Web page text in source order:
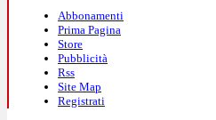
Abbonamenti
Prima Pagina
Store
Pubblicità
Rss
Site Map
Registrati